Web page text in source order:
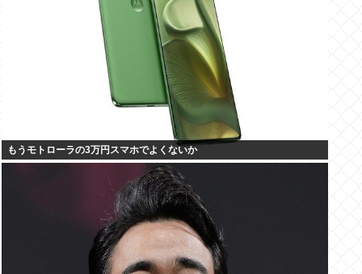
もうモトローラの3万円スマホでよくないか